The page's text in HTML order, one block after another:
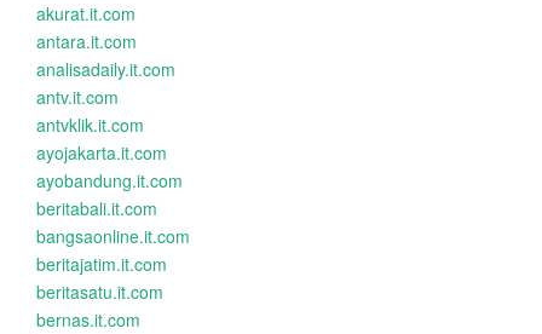
akurat.it.com
antara.it.com
analisadaily.it.com
antv.it.com
antvklik.it.com
ayojakarta.it.com
ayobandung.it.com
beritabali.it.com
bangsaonline.it.com
beritajatim.it.com
beritasatu.it.com
bernas.it.com